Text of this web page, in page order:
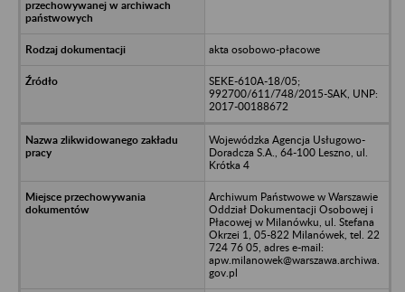
akta osobowo-płacowe
SEKE-610A-18/05;
992700/611/748/2015-SAK, UNP:
2017-00188672
Wojewódzka Agencja Usługowo-
Doradcza S.A., 64-100 Leszno, ul.
Krótka 4
Archiwum Państwowe w Warszawie
Oddział Dokumentacji Osobowej i
Płacowej w Milanówku, ul. Stefana
Okrzei 1, 05-822 Milanówek, tel. 22
724 76 05, adres e-mail:
apw.milanowek@warszawa.archiwa.
gov.pl